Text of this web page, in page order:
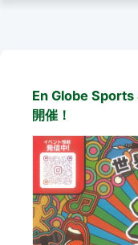
生田緑地について
アクセス
園内のご案内
園内のご案内
生田緑地の樹木ごよみ
学校団体の雨天時の昼
イベント情報
En Globe
開催！